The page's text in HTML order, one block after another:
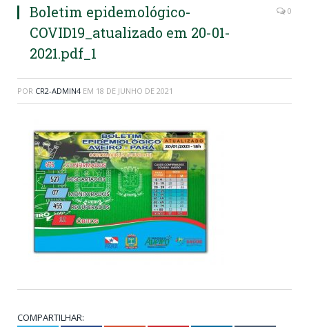
Boletim epidemológico-
COVID19_atualizado em 20-01-
2021.pdf_1
0
POR CR2-ADMIN4 EM 18 DE JUNHO DE 2021
COMPARTILHAR: